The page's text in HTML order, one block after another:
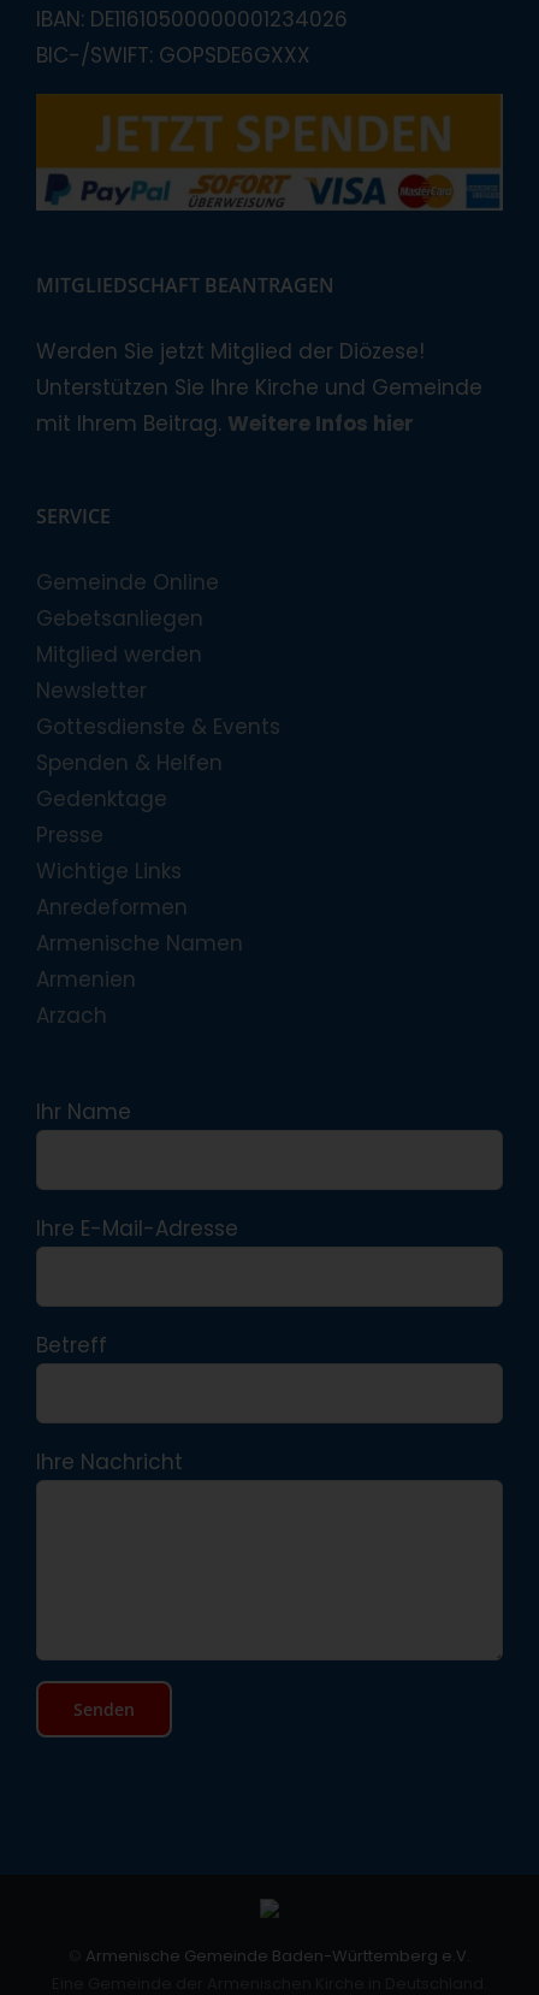
IBAN: DE11610500000001234026
BIC-/SWIFT: GOPSDE6GXXX
MITGLIEDSCHAFT BEANTRAGEN
Werden Sie jetzt Mitglied der Diözese!
Unterstützen Sie Ihre Kirche und Gemeinde
mit Ihrem Beitrag. Weitere Infos hier
SERVICE
Gemeinde Online
Gebetsanliegen
Mitglied werden
Newsletter
Gottesdienste & Events
Spenden & Helfen
Gedenktage
Presse
Wichtige Links
Anredeformen
Armenische Namen
Armenien
Arzach
Ihr Name
Ihre E-Mail-Adresse
Betreff
Ihre Nachricht
Armenische Gemeinde Baden-Württemberg e.V.